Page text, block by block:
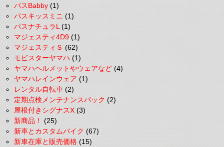
パスBabby(1)
パスキッスミニ(1)
パスナチュラL(1)
マジェスティ4D9(1)
マジェスティＳ(62)
モビスターヤマハ(1)
ヤマハヘルメットやウェアなど(4)
ヤマハレインウェア(1)
レンタル自転車(2)
定期点検メンテナンスパック(2)
屋根付きシグナスX(3)
新商品！(25)
新車とカスタムバイク(67)
新車在庫と販売価格(15)